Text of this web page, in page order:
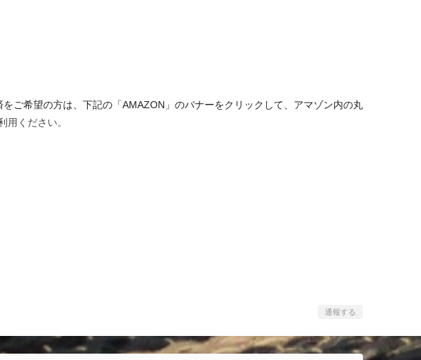
ご希望の方は、下記の「AMAZON」のバナーをクリックして、アマゾン内の丸
ください。
通報する